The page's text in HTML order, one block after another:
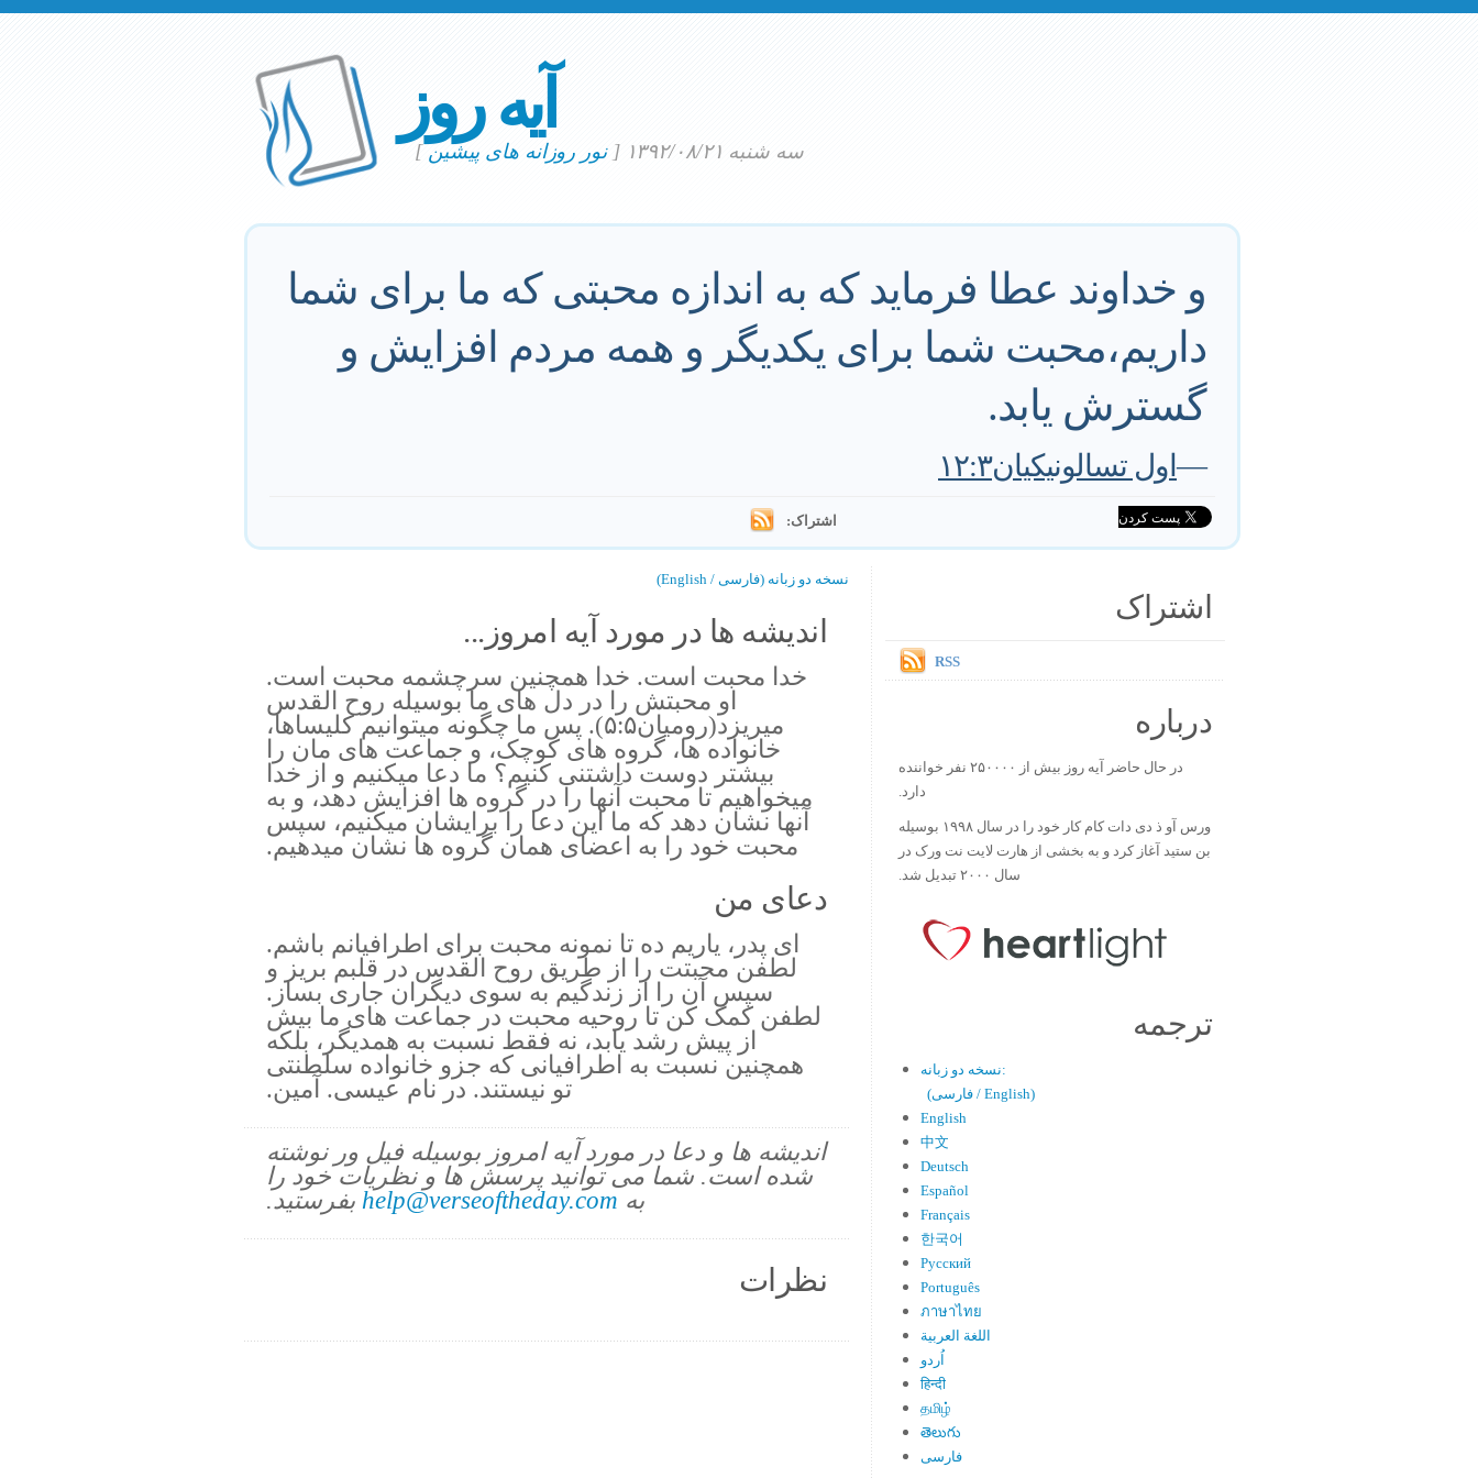
آیه روز
سه شنبه ۱۳۹۲/۰۸/۲۱ [نور روزانه های پیشین]
و خداوند عطا فرماید که به اندازه محبتی که ما برای شما
داریم،‌محبت شما برای یکدیگر و همه مردم افزایش و
گسترش یابد.
—اول تسالونیکیان۱۲:۳
اشتراک:
نسخه دو زبانه (فارسی / English)
اندیشه ها در مورد آیه امروز...
خدا محبت است. خدا همچنین سرچشمه محبت است.
او محبتش را در دل های ما بوسیله روح القدس
میریزد(رومیان۵:۵). پس ما چگونه میتوانیم کلیساها،
خانواده ها، گروه های کوچک، و جماعت های مان را
بیشتر دوست داشتنی کنیم؟ ما دعا میکنیم و از خدا
میخواهیم تا محبت آنها را در گروه ها افزایش دهد، و به
آنها نشان دهد که ما این دعا را برایشان میکنیم، سپس
محبت خود را به اعضای همان گروه ها نشان میدهیم.
دعای من
ای پدر، یاریم ده تا نمونه محبت برای اطرافیانم باشم.
لطفن محبتت را از طریق روح القدس در قلبم بریز و
سپس آن را از زندگیم به سوی دیگران جاری بساز.
لطفن کمک کن تا روحیه محبت در جماعت های ما بیش
از پیش رشد یابد، نه فقط نسبت به همدیگر، بلکه
همچنین نسبت به اطرافیانی که جزو خانواده سلطنتی
تو نیستند. در نام عیسی. آمین.
اندیشه ها و دعا در مورد آیه امروز بوسیله فیل ور نوشته
شده است. شما می توانید پرسش ها و نظریات خود را
بهhelp@verseoftheday.com بفرستید.
نظرات
اشتراک
RSS
درباره
در حال حاضر آیه روز بیش از ۲۵۰۰۰۰ نفر خواننده
دارد.
ورس آو ذ دی دات کام کار خود را در سال ۱۹۹۸ بوسیله
بن ستید آغاز کرد و به بخشی از هارت لایت نت ورک در
سال ۲۰۰۰ تبدیل شد.
ترجمه
نسخه دو زبانه:
(فارسی / English)
English
中文
Deutsch
Español
Français
한국어
Русский
Português
ภาษาไทย
اللغة العربية
اُردو
हिन्दी
தமிழ்
తెలుగు
فارسی